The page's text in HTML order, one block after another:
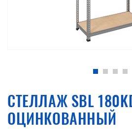
СТЕЛЛАЖ SBL
ОЦИНКОВАННЫЙ